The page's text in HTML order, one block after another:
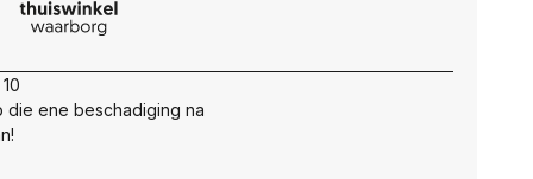
die ene beschadiging na